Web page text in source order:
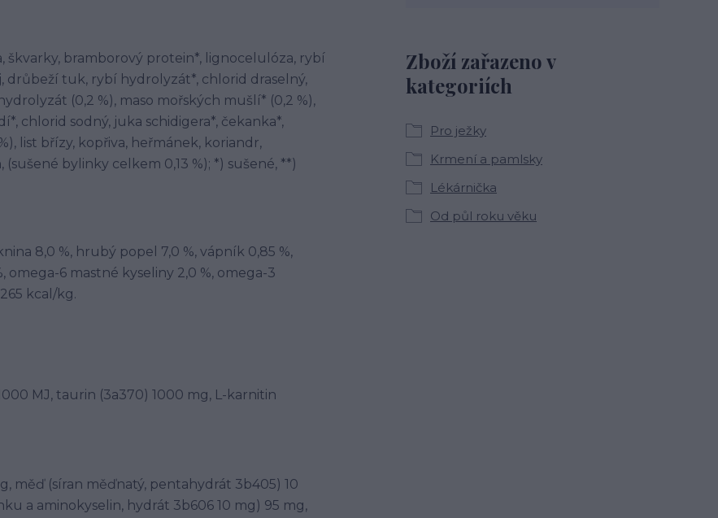
škvarky, bramborový protein*, lignocelulóza, rybí
drůbeží tuk, rybí hydrolyzát*, chlorid draselný,
(0,2 %), maso mořských mušlí* (0,2 %),
chlorid sodný, juka schidigera*, čekanka*,
list břízy, kopřiva, heřmánek, koriandr,
bylinky celkem 0,13 %); *) sušené, **)
8,0 %, hrubý popel 7,0 %, vápník 0,85 %,
omega-6 mastné kyseliny 2,0 %, omega-3
kcal/kg.
MJ, taurin (3a370) 1000 mg, L-karnitin
měď (síran měďnatý, pentahydrát 3b405) 10
a aminokyselin, hydrát 3b606 10 mg) 95 mg,
Zboží zařazeno v
kategoriích
Pro ježky
Krmení a pamlsky
Lékárnička
Od půl roku věku